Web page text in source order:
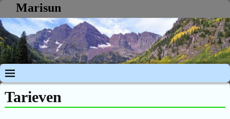
Marisun
Tarieven